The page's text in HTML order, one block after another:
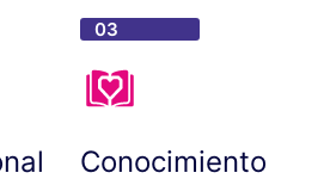
03
Conocimiento